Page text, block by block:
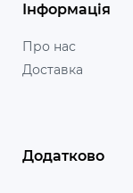
Інформація
Про нас
Доставка
Додатково